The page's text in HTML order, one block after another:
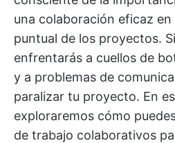
una colaboración eficaz
puntual de los proyectos.
enfrentarás a cuellos de
y a problemas de
paralizar tu proyecto. En
exploraremos cómo
de trabajo colaborativos